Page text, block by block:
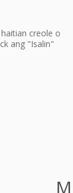
creole o
ang "Isalin"